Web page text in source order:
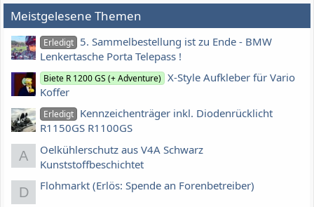
Meistgelesene Themen
Erledigt 5. Sammelbestellung ist zu Ende - BMW
Lenkertasche Porta Telepass !
Biete R 1200 GS (+ Adventure) X-Style Aufkleber für Vario
Koffer
Erledigt Kennzeichenträger inkl. Diodenrücklicht
R1150GS R1100GS
A
Oelkühlerschutz aus V4A Schwarz
Kunststoffbeschichtet
D Flohmarkt (Erlös: Spende an Forenbetreiber)